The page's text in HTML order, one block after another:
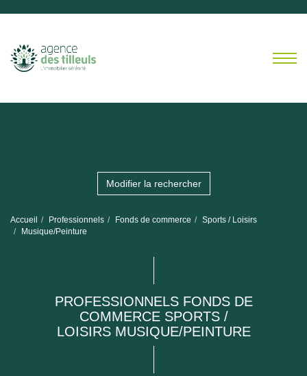
Modifier la rechercher
Accueil Professionnels Fonds de commerce
Sports / Loisirs
Musique/Peinture
PROFESSIONNELS FONDS DE
COMMERCE SPORTS /
LOISIRS MUSIQUE/PEINTURE